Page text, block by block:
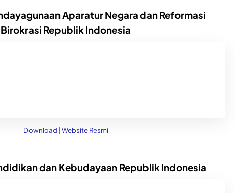
Aparatur Negara dan Reformasi
Birokrasi Republik Indonesia
Download |Website Resmi
dan Kebudayaan Republik Indonesia